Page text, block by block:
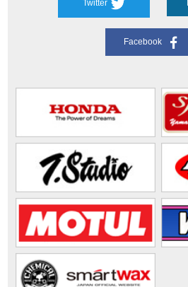
Twitter
Facebook